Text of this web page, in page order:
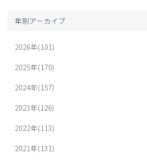
年別アーカイブ
2026年(101)
2025年(170)
2024年(157)
2023年(126)
2022年(113)
2021年(131)